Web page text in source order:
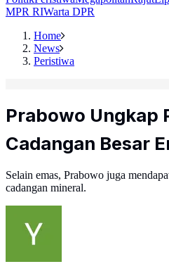
MPR RIWarta DPR
Home
News
Peristiwa
Prabowo Ungkap
Cadangan Besar
Selain emas, Prabowo juga
cadangan mineral.